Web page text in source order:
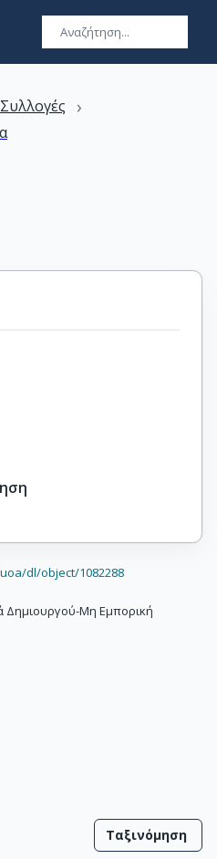
Συλλογές ›
dl/object/1082288
Δημιουργού-Μη Εμπορική
Ταξινόμηση